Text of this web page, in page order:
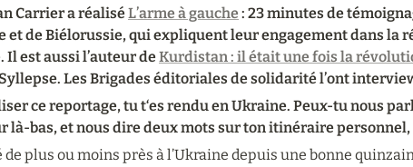
Carrier a réalisé L’arme à gauche : 23 minutes de
et de Biélorussie, qui expliquent leur engagement dans la
Il est aussi l’auteur de Kurdistan : il était une fois la
Les Brigades éditoriales de solidarité l’ont
ce reportage, tu t‘es rendu en Ukraine. Peux-tu nous
là-bas, et nous dire deux mots sur ton itinéraire personnel,
de plus ou moins près à l’Ukraine depuis une bonne